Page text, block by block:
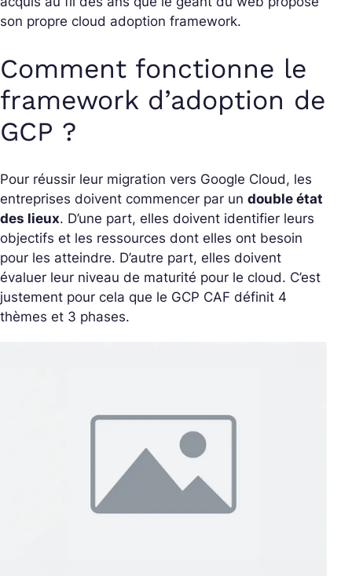
son propre cloud adoption framework.
Comment fonctionne le
framework d’adoption de
GCP ?
Pour réussir leur migration vers Google Cloud, les
entreprises doivent commencer par un double état
des lieux. D’une part, elles doivent identifier leurs
objectifs et les ressources dont elles ont besoin
pour les atteindre. D’autre part, elles doivent
évaluer leur niveau de maturité pour le cloud. C’est
justement pour cela que le GCP CAF définit 4
thèmes et 3 phases.